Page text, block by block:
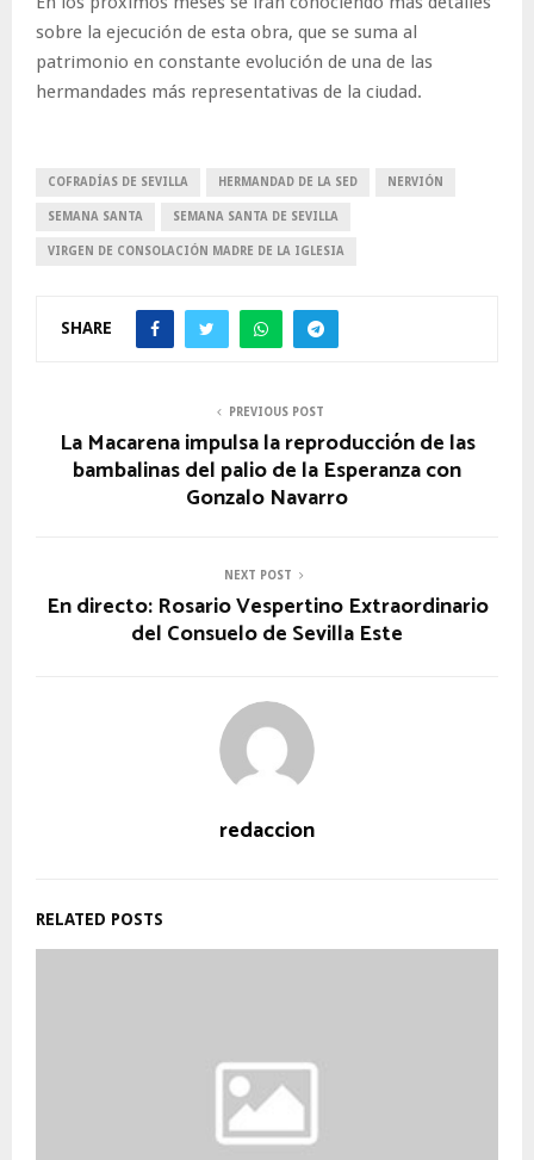
sobre la ejecución de esta obra, que se suma al
patrimonio en constante evolución de una de las
hermandades más representativas de la ciudad.
COFRADÍAS DE SEVILLA HERMANDAD DE LA SED NERVIÓN
SEMANA SANTA SEMANA SANTA DE SEVILLA
VIRGEN DE CONSOLACIÓN MADRE DE LA IGLESIA
SHARE
PREVIOUS POST
La Macarena impulsa la reproducción de las
bambalinas del palio de la Esperanza con
Gonzalo Navarro
NEXT POST
En directo: Rosario Vespertino Extraordinario
del Consuelo de Sevilla Este
redaccion
RELATED POSTS